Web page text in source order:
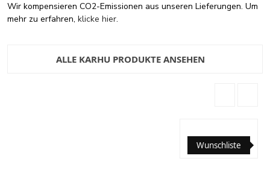
Wir kompensieren CO2-Emissionen aus unseren Lieferungen. Um
mehr zu erfahren, klicke hier.
ALLE KARHU PRODUKTE ANSEHEN
Wunschliste